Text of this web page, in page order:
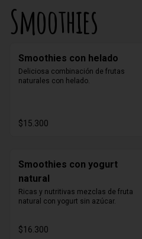
Smoothies
Smoothies con helado
Deliciosa combinación de frutas
naturales con helado.
$15.300
Smoothies con yogurt
natural
Ricas y nutritivas mezclas de fruta
natural con yogurt sin azúcar.
$16.300